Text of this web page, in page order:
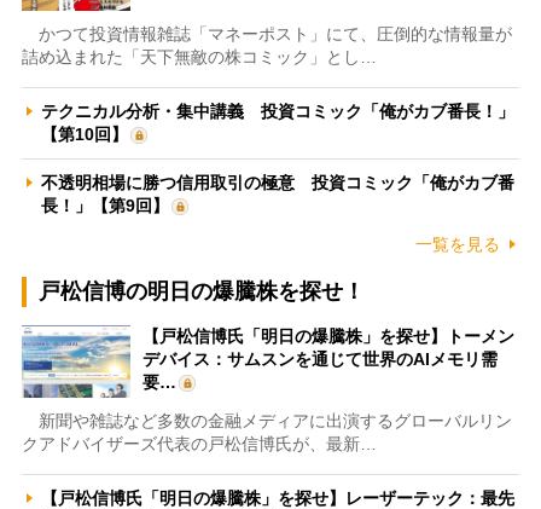
かつて投資情報雑誌「マネーポスト」にて、圧倒的な情報量が
詰め込まれた「天下無敵の株コミック」とし…
テクニカル分析・集中講義 投資コミック「俺がカブ番長！」
【第10回】
不透明相場に勝つ信用取引の極意 投資コミック「俺がカブ番
長！」【第9回】
一覧を見る
戸松信博の明日の爆騰株を探せ！
【戸松信博氏「明日の爆騰株」を探せ】トーメン
デバイス：サムスンを通じて世界のAIメモリ需
要…
新聞や雑誌など多数の金融メディアに出演するグローバルリン
クアドバイザーズ代表の戸松信博氏が、最新…
【戸松信博氏「明日の爆騰株」を探せ】レーザーテック：最先